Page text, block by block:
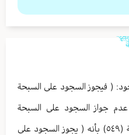
( فيجوز السجود على السبحة
جواز السجود على السبحة
المطبوخة ، وقد صرحتم في مسألة (٥٤٩) بأنه ( يجوز السجود على